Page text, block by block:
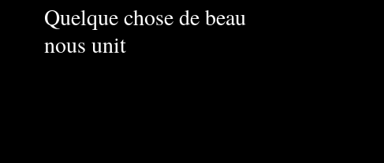
Quelque chose de beau
nous unit